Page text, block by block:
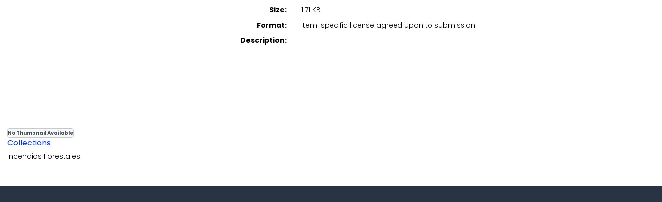
No Thumbnail Available
Size:
1.71 KB
Format:
Item-specific license agreed upon to submission
Description:
Collections
Incendios Forestales